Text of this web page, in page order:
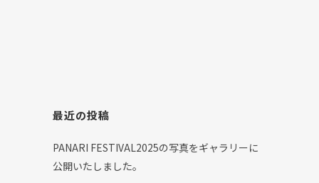
最近の投稿
PANARI FESTIVAL2025の写真をギャラリーに
公開いたしました。